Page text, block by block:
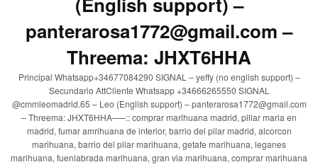
panterarosa1772@gmail.com –
Threema: JHXT6HHA
Principal Whatsapp+34677084290 SIGNAL – yeffy (no english support) –
Secundario AttCliente Whatsapp +34666265550 SIGNAL
@cmmleomadrid.65 – Leo (English support) – panterarosa1772@gmail.com
– Threema: JHXT6HHA—–:: comprar marihuana madrid, pillar maria en
madrid, fumar amrihuana de interior, barrio del pilar madrid, alcorcon
marihuana, barrio del pilar marihuana, getafe marihuana, leganes
marihuana, fuenlabrada marihuana, gran via marihuana, comprar marihuana